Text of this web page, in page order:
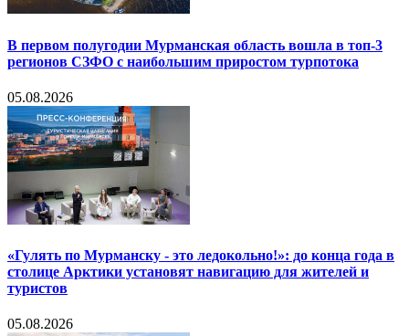
В первом полугодии Мурманская область вошла в топ-3
регионов СЗФО с наибольшим приростом турпотока
05.08.2026
«Гулять по Мурманску - это ледокольно!»: до конца года в
столице Арктики установят навигацию для жителей и
туристов
05.08.2026